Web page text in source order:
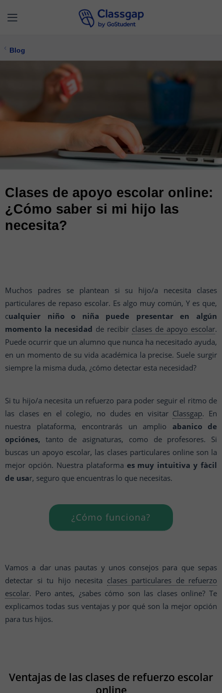
Blog
Clases de apoyo escolar online:
¿Cómo saber si mi hijo las
necesita?
Muchos padres se plantean si su hijo/a necesita clases
particulares de repaso escolar. Es algo muy común, Y es que,
cualquier niño o niña puede presentar en algún
momento la necesidad de recibir clases de apoyo escolar.
Puede ocurrir que un alumno que nunca ha necesitado ayuda,
en un momento de su vida académica la precise. Suele surgir
siempre la misma duda, ¿cómo detectar esta necesidad?
Si tu hijo/a necesita un refuerzo para poder seguir el ritmo de
las clases en el colegio, no dudes en visitar Classgap. En
nuestra plataforma, encontrarás un amplio abanico de
opciónes, tanto de asignaturas, como de profesores. Si
buscas un apoyo escolar, las clases particulares online son la
mejor opción. Nuestra plataforma es muy intuitiva y fàcil
de usar, seguro que encuentras lo que necesitas.
¿Cómo funciona?
Vamos a dar unas pautas y unos consejos para que sepas
detectar si tu hijo necesita clases particulares de refuerzo
escolar. Pero antes, ¿sabes cómo son las clases online? Te
explicamos todas sus ventajas y por qué son la mejor opción
para tus hijos.
Ventajas de las clases de refuerzo escolar
online